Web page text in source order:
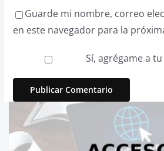
Guarde mi nombre, correo
en este navegador para la
Sí, agrégame a